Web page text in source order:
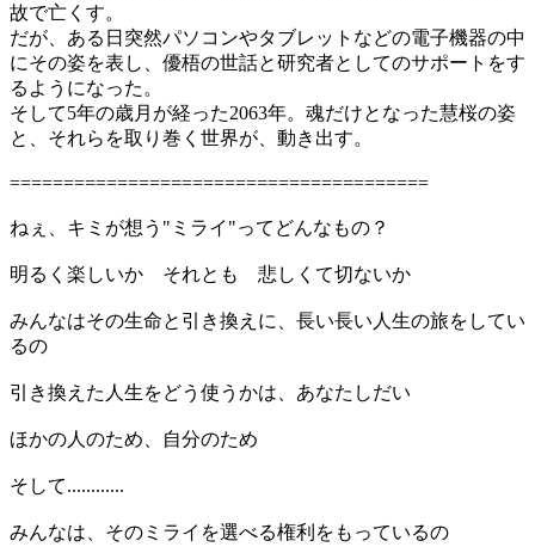
故で亡くす。
だが、ある日突然パソコンやタブレットなどの電子機器の中
にその姿を表し、優梧の世話と研究者としてのサポートをす
るようになった。
そして5年の歳月が経った2063年。魂だけとなった慧桜の姿
と、それらを取り巻く世界が、動き出す。
=======================================
ねぇ、キミが想う"ミライ"ってどんなもの？
明るく楽しいか それとも 悲しくて切ないか
みんなはその生命と引き換えに、長い長い人生の旅をしてい
るの
引き換えた人生をどう使うかは、あなたしだい
ほかの人のため、自分のため
そして............
みんなは、そのミライを選べる権利をもっているの